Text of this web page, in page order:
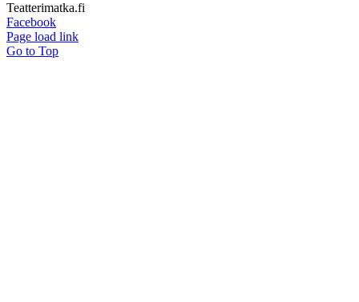
Teatterimatka.fi
Facebook
Page load link
Go to Top